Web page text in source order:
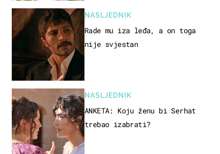
NASLJEDNIK
Rade mu iza leđa, a on toga
nije svjestan
NASLJEDNIK
ANKETA: Koju ženu bi Serhat
trebao izabrati?